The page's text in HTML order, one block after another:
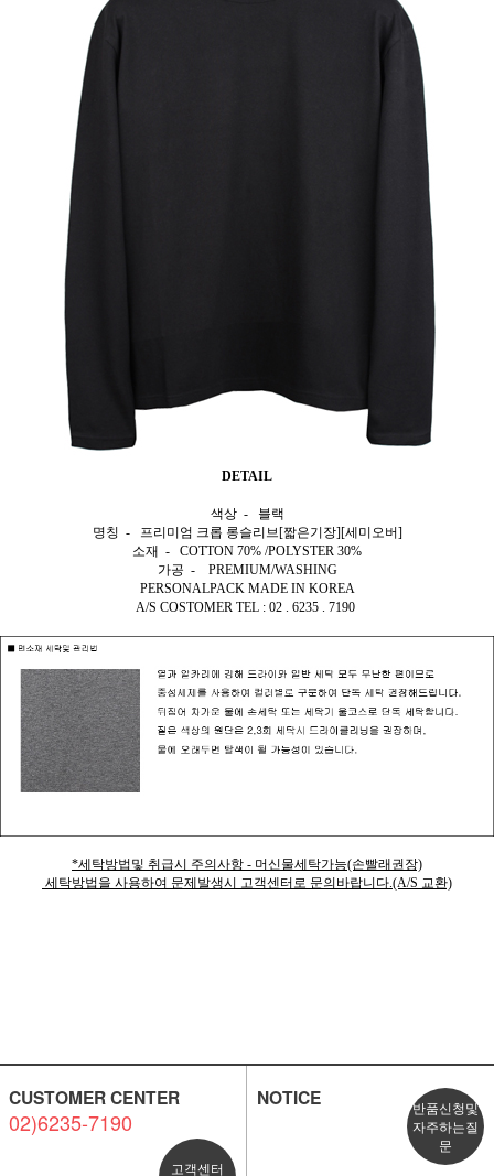
DETAIL
색상 - 블랙
명칭 - 프리미엄 크롭 롱슬리브[짧은기장][세미오버]
소재 - COTTON 70% /POLYSTER 30%
가공 - PREMIUM/WASHING
PERSONALPACK MADE IN KOREA
A/S COSTOMER TEL : 02 . 6235 . 7190
*세탁방법및 취급시 주의사항 - 머신물세탁가능(손빨래권장)
세탁방법을 사용하여 문제발생시 고객센터로 문의바랍니다.(A/S 교환)
CUSTOMER CENTER
02)6235-7190
고객센터
NOTICE
반품신청및
자주하는질
문